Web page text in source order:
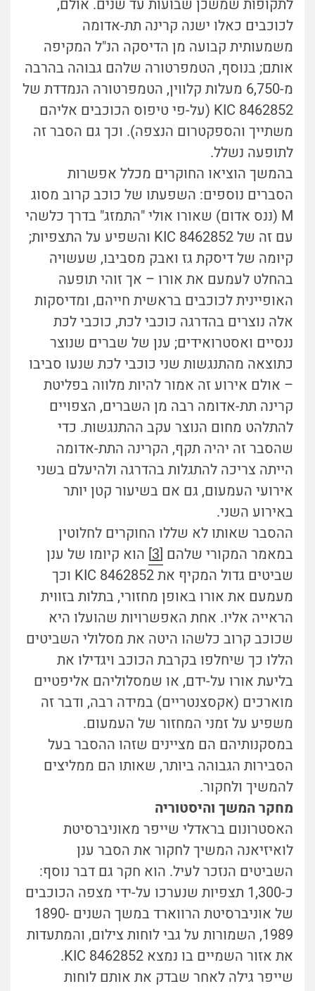
לתקופות שמשכן שבועות עד שנים. אולם,
לכוכבים כאלו ישנה קרינה תת-אדומה
משמעותית קבועה מן הדיסקה הנ"ל המקיפה
אותם; בנוסף, הטמפרטורה שלהם גבוהה בהרבה
מ-6,750 מעלות קלווין, הטמפרטורה הנמדדת של
KIC 8462852 (על-פי טיפוס הכוכבים אליהם
משתייך והספקטרום הנצפה). וכך גם הסבר זה
לתופעה נשלל.
בהמשך הוציאו החוקרים מכלל אפשרות
הסברים נוספים: השפעתו של כוכב קרוב מסוג
M (ננס אדום) שאורו אולי "התמזג" בדרך כלשהי
עם זה של KIC 8462852 והשפיע על התצפיות;
קיומה של דיסקת גז ואבק מסביבו, שעשויה
בהחלט לעמעם את אורו – אך זוהי תופעה
האופיינית לכוכבים בראשית חייהם, ומדיסקות
אלה נוצרים בהדרגה כוכבי לכת, כוכבי לכת
ננסיים ואסטרואידים; ענן של שברים שנוצר
כתוצאה מהתנגשות שני כוכבי לכת שנעו סביבו
– אולם אירוע זה אמור להיות מלווה בפליטת
קרינה תת-אדומה רבה מן השברים, הצפויים
להתלהט מחום הנוצר עקב ההתנגשות. כדי
שהסבר זה יהיה תקף, הקרינה התת-אדומה
הייתה צריכה להתגלות בהדרגה ולהיעלם בשני
אירועי העמעום, גם אם בשיעור קטן יותר
באירוע השני.
ההסבר שאותו לא שללו החוקרים לחלוטין
במאמר המקורי שלהם [3]
הוא קיומו של ענן
שביטים גדול המקיף את KIC 8462852 וכך
מעמעם את אורו באופן מחזורי, בתלות בזווית
הראייה אליו. אחת האפשרויות שהועלו היא
שכוכב קרוב כלשהו היטה את מסלולי השביטים
הללו כך שיחלפו בקרבת הכוכב ויגדילו את
בליעת אורו על-ידם, או שמסלוליהם אליפטיים
מוארכים (אקסצנטריים) במידה רבה, ודבר זה
משפיע על זמני המחזור של העמעום.
במסקנותיהם הם מציינים שזהו ההסבר בעל
הסבירות הגבוהה ביותר, שאותו הם ממליצים
להמשיך ולחקור.
מחקר המשך והיסטוריה
האסטרונום בראדלי שייפר מאוניברסיטת
לואיזיאנה המשיך לחקור את הסבר ענן
השביטים הנזכר לעיל. הוא חקר גם דבר נוסף:
כ-1,300 תצפיות שנערכו על-ידי מצפה הכוכבים
של אוניברסיטת הרווארד במשך השנים 1890-
1989, השמורות על גבי לוחות צילום, והמתעדות
את אזור השמיים בו נמצא KIC 8462852.
שייפר גילה לאחר שבדק את אותם לוחות